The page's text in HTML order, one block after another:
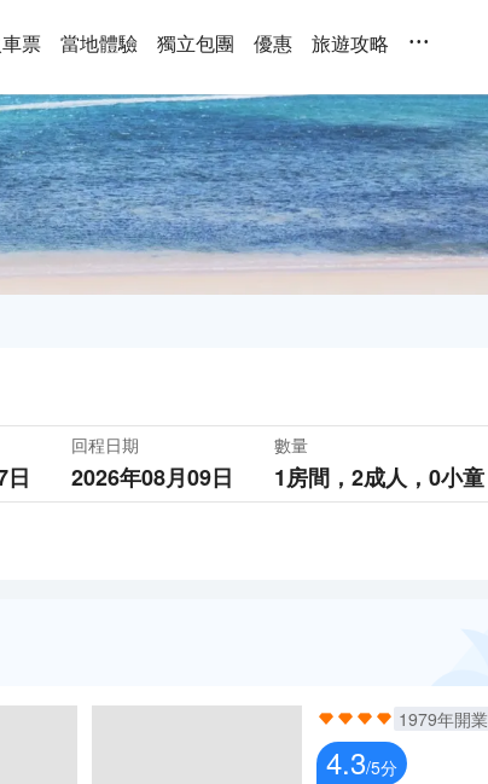
票 當地體驗 獨立包團 優惠 旅遊攻略 ...
日
回程日期
2026年08月09日
數量
1房間， 2成人， 0小童
1979年開業
4.3/5分